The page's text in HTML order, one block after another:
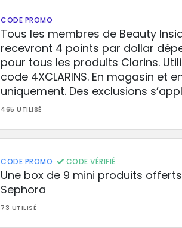
CODE PROMO
Tous les membres de Beauty
recevront 4 points par dollar
pour tous les produits Clarins.
code 4XCLARINS. En magasin et
uniquement. Des exclusions
465 UTILISÉ
CODE PROMO CODE VÉRIFIÉ
Une box de 9 mini produits
Sephora
73 UTILISÉ